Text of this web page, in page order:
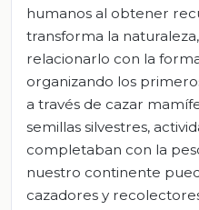
humanos al obtener
transforma la
relacionarlo con la
organizando los
a través de cazar
semillas silvestres,
completaban con la
nuestro continente
cazadores y